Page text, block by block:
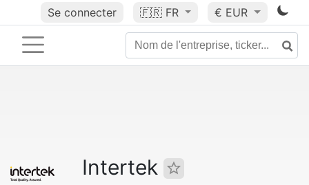
Se connecter 🇫🇷 FR € EUR
Intertek